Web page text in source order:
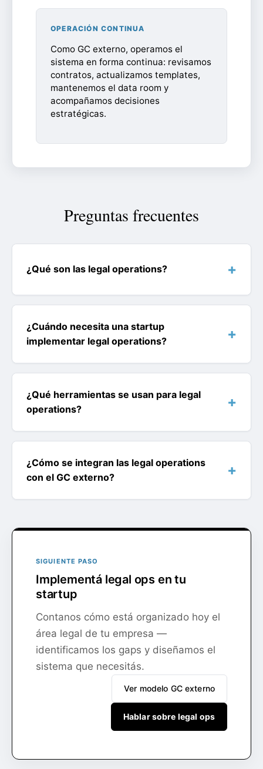
OPERACIÓN CONTINUA
Como GC externo, operamos el
sistema en forma continua: revisamos
contratos, actualizamos templates,
mantenemos el data room y
acompañamos decisiones
estratégicas.
Preguntas frecuentes
¿Qué son las legal operations?
¿Cuándo necesita una startup
implementar legal operations?
¿Qué herramientas se usan para legal
operations?
¿Cómo se integran las legal operations
con el GC externo?
SIGUIENTE PASO
Implementá legal ops en tu
startup
Contanos cómo está organizado hoy el
área legal de tu empresa —
identificamos los gaps y diseñamos el
sistema que necesitás.
Ver modelo GC externo
Hablar sobre legal ops